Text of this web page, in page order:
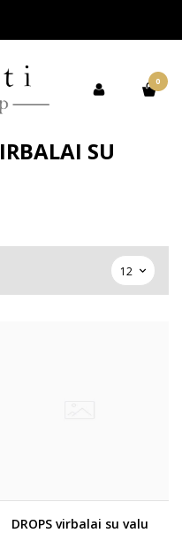
0
08.22, BUS
23D.
SU
DROPS virbalai su valu